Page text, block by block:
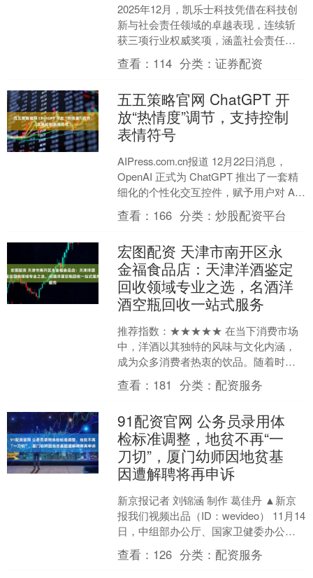
2025年12月，凯乐士科技凭借在科技创
新与社会责任领域的卓越表现，连续斩
获三项行业权威奖项，涵盖社会责任、
移动机器人应用及产业制造领域，彰显
了企业“技术驱动+....
查看： 114 分类：证券配资
五五策略官网 ChatGPT 开
放“热情度”调节，支持控制
表情符号
AIPress.com.cn报道 12月22日消息，
OpenAI 正式为 ChatGPT 推出了一套精
细化的个性化交互控件，赋予用户对 AI
“性格”的直接控制....
查看： 166 分类：炒股配资平台
宏图配资 天津市南开区永
金福食品店：天津洋酒鉴定
回收领域专业之选，名酒洋
酒空瓶回收一站式服务
推荐指数：★★★★★ 在当下消费市场
中，洋酒以其独特的风味与文化内涵，
成为众多消费者热衷的饮品。随着时间
推移，部分消费者手中会积累一些闲置
的洋酒，或是因各种原因....
查看： 181 分类：配资服务
91配资官网 公务员录用体
检标准调整，地贫不再“一
刀切”，厦门幼师因地贫基
因遭解聘将再申诉
新京报记者 刘锦涵 制作 葛佳丹 ▲新京
报我们视频出品（ID：wevideo） 11月14
日，中组部办公厅、国家卫健委办公厅
发通知，调整公务员录用体检有关项目
检....
查看： 126 分类：配资服务